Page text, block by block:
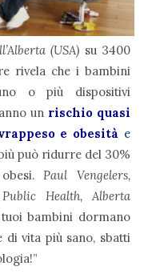
(USA) su 3400
rivela che i bambini
o più dispositivi
un rischio quasi
e obesità e
può ridurre del 30%
Paul Vengelers,
Health, Alberta
bambini dormano
di vita più sano, sbatti